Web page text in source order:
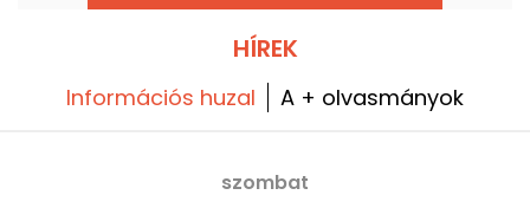
HÍREK
Információs huzal A + olvasmányok
szombat